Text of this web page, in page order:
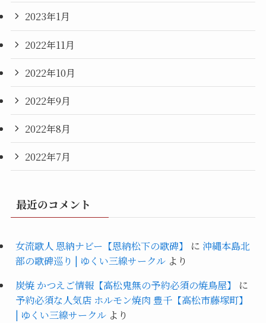
2023年1月
2022年11月
2022年10月
2022年9月
2022年8月
2022年7月
最近のコメント
女流歌人 恩納ナビー【恩納松下の歌碑】 に 沖縄本島北
部の歌碑巡り | ゆくい三線サークルより
炭焼 かつえご情報【高松鬼無の予約必須の焼鳥屋】
に
予約必須な人気店 ホルモン焼肉 豊千【高松市藤塚町】
| ゆくい三線サークルより